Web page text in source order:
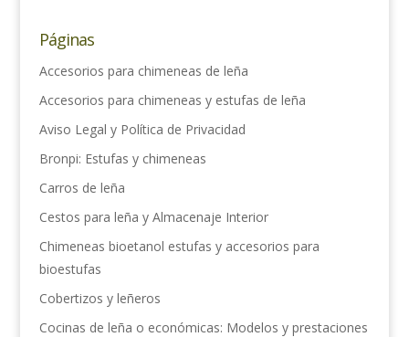
Páginas
Accesorios para chimeneas de leña
Accesorios para chimeneas y estufas de leña
Aviso Legal y Política de Privacidad
Bronpi: Estufas y chimeneas
Carros de leña
Cestos para leña y Almacenaje Interior
Chimeneas bioetanol estufas y accesorios para
bioestufas
Cobertizos y leñeros
Cocinas de leña o económicas: Modelos y prestaciones